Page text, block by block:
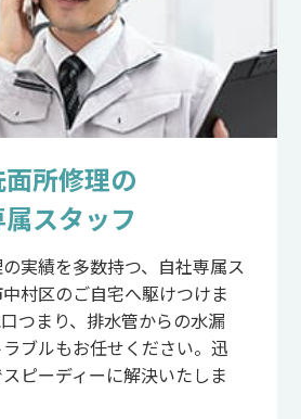
面所修理の
スタッフ
実績を多数持つ、自社専属ス
村区のご自宅へ駆けつけま
つまり、排水管からの水漏
ブルもお任せください。迅
ピーディーに解決いたしま